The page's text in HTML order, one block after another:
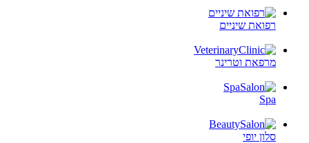
רפואת שיניים
מרפאת וטרינר
Spa
סלון יופי